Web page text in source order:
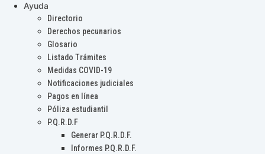
Ayuda
Directorio
Derechos pecunarios
Glosario
Listado Trámites
Medidas COVID-19
Notificaciones judiciales
Pagos en línea
Póliza estudiantil
P.Q.R.D.F
Generar P.Q.R.D.F.
Informes P.Q.R.D.F.